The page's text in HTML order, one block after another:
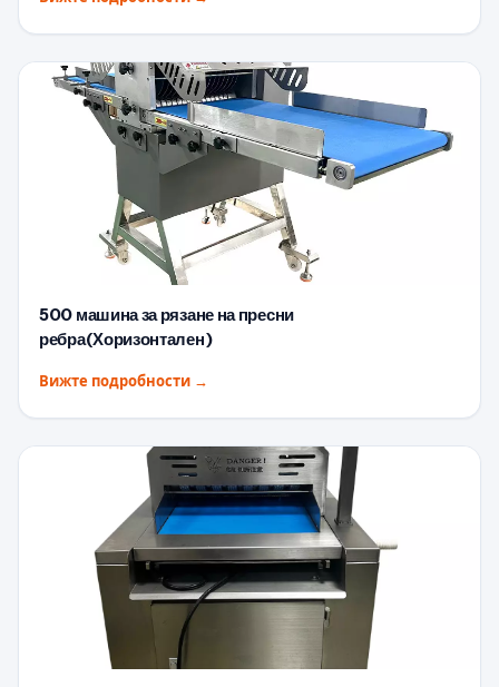
500 машина за рязане на пресни
ребра(Хоризонтален)
Вижте подробности →